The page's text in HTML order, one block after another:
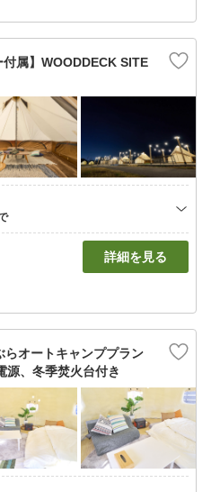
付属】WOODDECK SITE
詳細を見る
らオートキャンププラン
源、冬季焚火台付き